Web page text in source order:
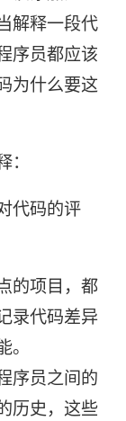
解释一段代
序员都应该
为什么要这
代码的评
的项目，都
录代码差异
序员之间的
历史，这些